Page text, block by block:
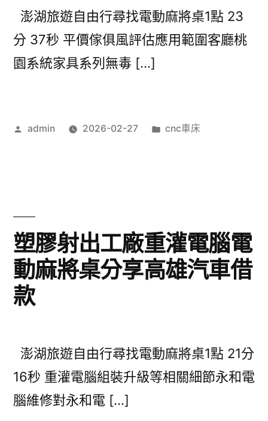
澎湖旅遊自由行尋找電動麻將桌1點 23
分 37秒 平價傢俱風評估應用範圍客廳桃
園系統家具系列無毒 […]
作
admin 2026-02-27
分
cnc車床
塑膠射出工廠重灌電腦電
動麻將桌分享高雄汽車借
款
澎湖旅遊自由行尋找電動麻將桌1點 21分
16秒 重灌電腦組裝升級等相關細節永和電
腦維修對永和電 […]